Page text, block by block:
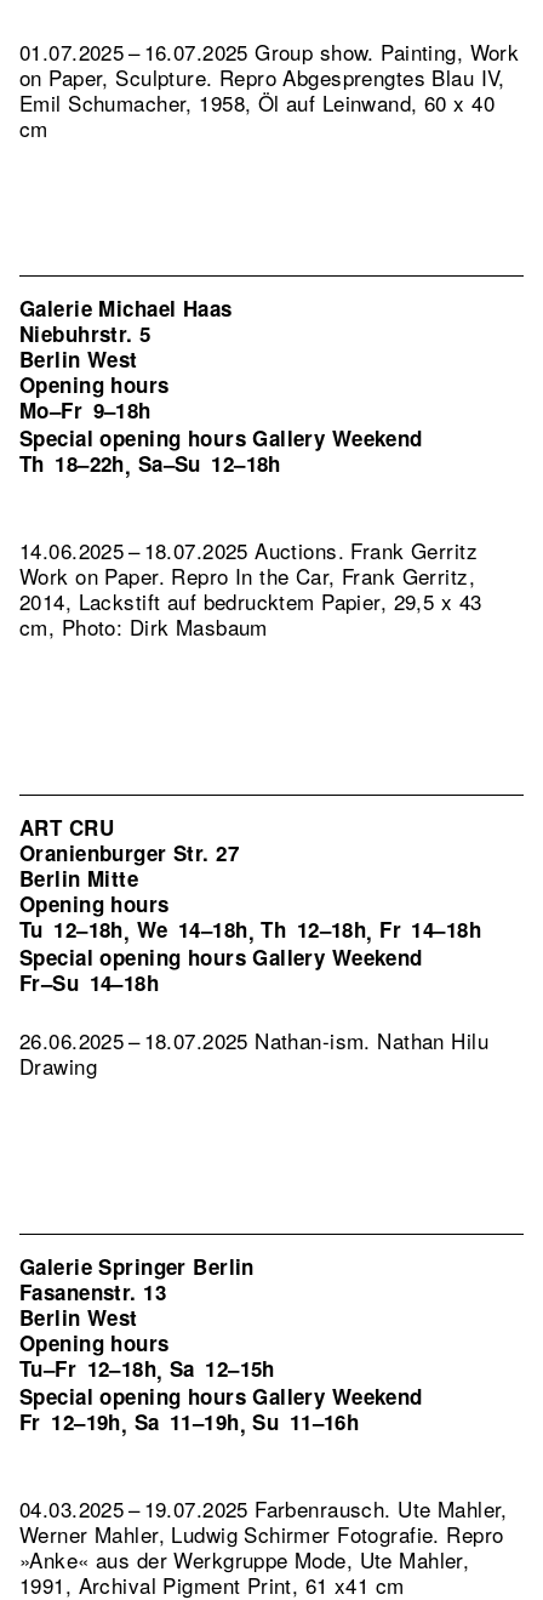
01.07.2025 – 16.07.2025 Group show. Painting, Work
on Paper, Sculpture. Repro Abgesprengtes Blau IV,
Emil Schumacher, 1958, Öl auf Leinwand, 60 x 40
cm
Galerie Michael Haas
Niebuhrstr. 5
Berlin West
Opening hours
Mo–Fr 9–18h
Special opening hours Gallery Weekend
Th 18–22h, Sa–Su 12–18h
14.06.2025 – 18.07.2025 Auctions. Frank Gerritz
Work on Paper. Repro In the Car, Frank Gerritz,
2014, Lackstift auf bedrucktem Papier, 29,5 x 43
cm, Photo: Dirk Masbaum
ART CRU
Oranienburger Str. 27
Berlin Mitte
Opening hours
Tu 12–18h, We 14–18h,Th 12–18h, Fr 14–18h
Special opening hours Gallery Weekend
Fr–Su 14–18h
26.06.2025 – 18.07.2025 Nathan-ism. Nathan Hilu
Drawing
Galerie Springer Berlin
Fasanenstr. 13
Berlin West
Opening hours
Tu–Fr 12–18h, Sa 12–15h
Special opening hours Gallery Weekend
Fr 12–19h, Sa 11–19h,Su 11–16h
04.03.2025 – 19.07.2025 Farbenrausch. Ute Mahler,
Werner Mahler, Ludwig Schirmer Fotografie. Repro
»Anke« aus der Werkgruppe Mode, Ute Mahler,
1991, Archival Pigment Print, 61 x41 cm